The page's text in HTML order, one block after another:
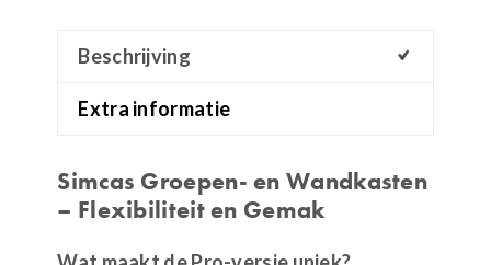
Beschrijving
Extra informatie
Simcas Groepen- en Wandkasten
– Flexibiliteit en Gemak